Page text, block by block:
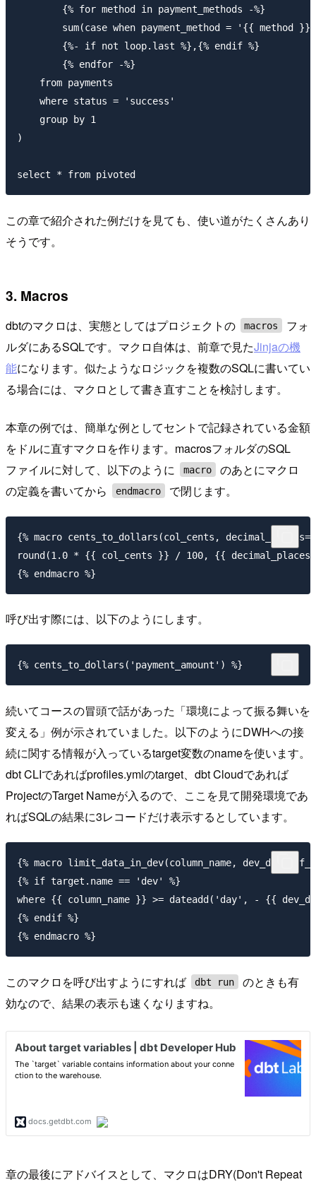
        {% for method in payment_methods -%}
sum(case when payment_method = '{{ method
        {%- if not loop.last %},{% endif %}
        {% endfor -%}
    from payments
    where status = 'success'
    group by 1
)
この章で紹介された例だけを見ても、使い道がたくさんあり
そうです。
3. Macros
dbtのマクロは、実態としてはプロジェクトの macros
フォ
ルダにあるSQLです。マクロ自体は、前章で見たJinjaの機
能になります。似たようなロジックを複数のSQLに書いてい
る場合には、マクロとして書き直すことを検討します。
本章の例では、簡単な例としてセントで記録されている金額
をドルに直すマクロを作ります。macrosフォルダのSQL
ファイルに対して、以下のように
macro
のあとにマクロ
の定義を書いてから
endmacro で閉じます。
{% macro cents_to_dollars(col_cents,
round(1.0 * {{ col_cents }} / 100, {{
呼び出す際には、以下のようにします。
続いてコースの冒頭で話があった「環境によって振る舞いを
変える」例が示されていました。以下のようにDWHへの接
続に関する情報が入っているtarget変数のnameを使います。
dbt CLIであればprofiles.ymlのtarget、dbt Cloudであれば
ProjectのTarget Nameが入るので、ここを見て開発環境であ
ればSQLの結果に3レコードだけ表示するとしています。
{% macro limit_data_in_dev(column_name,
{% if target.name == 'dev' %}
where {{ column_name }} >= dateadd('day', - {{
{% endif %}
このマクロを呼び出すようにすれば dbt run
のときも有
効なので、結果の表示も速くなりますね。
章の最後にアドバイスとして、マクロはDRY(Don't Repeat